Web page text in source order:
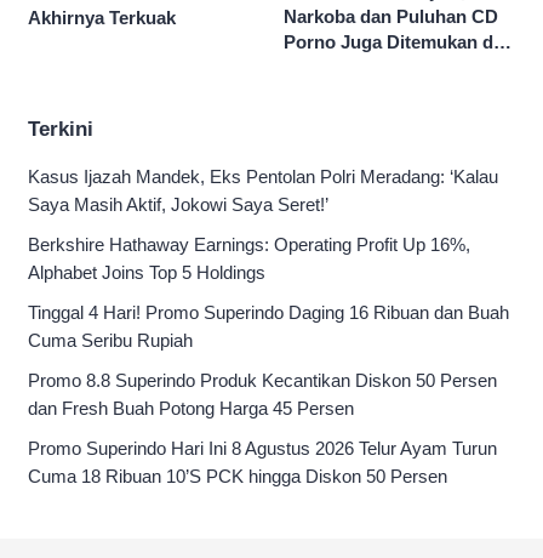
Akhirnya Terkuak
Narkoba dan Puluhan CD
Porno Juga Ditemukan di
Terkini
Kasus Ijazah Mandek, Eks Pentolan Polri Meradang: ‘Kalau
Saya Masih Aktif, Jokowi Saya Seret!’
Berkshire Hathaway Earnings: Operating Profit Up 16%,
Alphabet Joins Top 5 Holdings
Tinggal 4 Hari! Promo Superindo Daging 16 Ribuan dan Buah
Cuma Seribu Rupiah
Promo 8.8 Superindo Produk Kecantikan Diskon 50 Persen
dan Fresh Buah Potong Harga 45 Persen
Promo Superindo Hari Ini 8 Agustus 2026 Telur Ayam Turun
Cuma 18 Ribuan 10’S PCK hingga Diskon 50 Persen